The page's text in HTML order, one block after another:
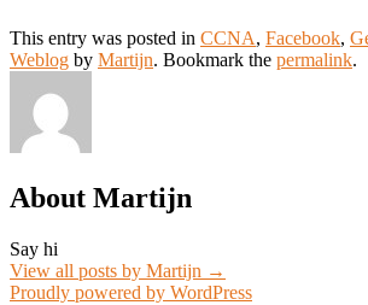
This entry was posted in CCNA, Facebook,
Weblog by Martijn. Bookmark the permalink.
About Martijn
Say hi
View all posts by Martijn →
Proudly powered by WordPress